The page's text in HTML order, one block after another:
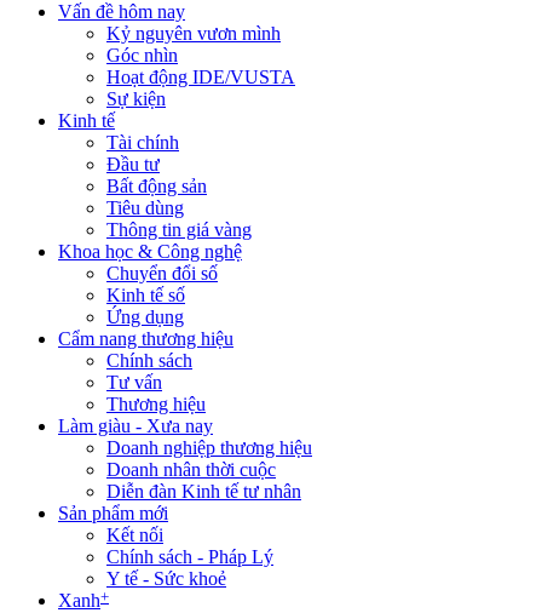
Vấn đề hôm nay
Kỷ nguyên vươn mình
Góc nhìn
Hoạt động IDE/VUSTA
Sự kiện
Kinh tế
Tài chính
Đầu tư
Bất động sản
Tiêu dùng
Thông tin giá vàng
Khoa học & Công nghệ
Chuyển đổi số
Kinh tế số
Ứng dụng
Cẩm nang thương hiệu
Chính sách
Tư vấn
Thương hiệu
Làm giàu - Xưa nay
Doanh nghiệp thương hiệu
Doanh nhân thời cuộc
Diễn đàn Kinh tế tư nhân
Sản phẩm mới
Kết nối
Chính sách - Pháp Lý
Y tế - Sức khoẻ
Xanh+